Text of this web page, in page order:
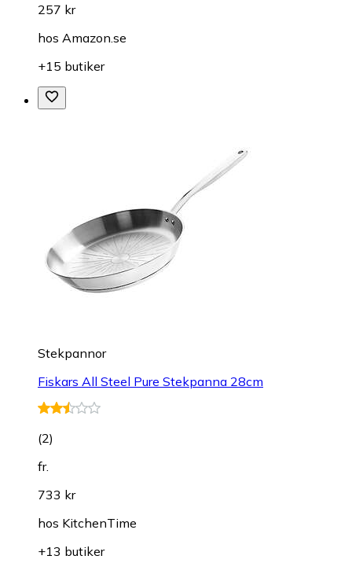
257 kr
hos Amazon.se
+15 butiker
Stekpannor
Fiskars All Steel Pure Stekpanna 28cm
(2)
fr.
733 kr
hos KitchenTime
+13 butiker